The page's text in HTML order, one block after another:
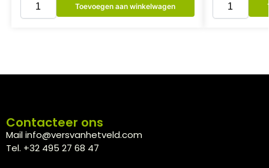
Toevoegen aan winkelwagen
Contacteer ons
Mail info@versvanhetveld.com
Tel. +32 495 27 68 47